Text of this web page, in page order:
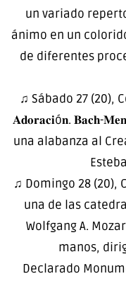
un variado
ánimo en un
de diferentes
♫ Sábado 27 (20),
𝐀𝐝𝐨𝐫𝐚𝐜𝐢ó𝐧. 𝐁𝐚𝐜𝐡-
una alabanza al
♫ Domingo 28 (20),
una de las
Wolfgang A.
manos,
Declarado